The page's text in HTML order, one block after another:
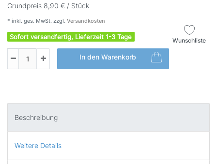
Grundpreis 8,90 € / Stück
* inkl. ges. MwSt. zzgl. Versandkosten
Sofort versandfertig, Lieferzeit 1-3 Tage
In den Warenkorb
Wunschliste
Beschreibung
Weitere Details